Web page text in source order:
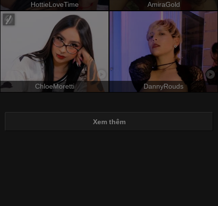
HottieLoveTime AmiraGold
ChloeMoretti DannyRouds
Xem thêm